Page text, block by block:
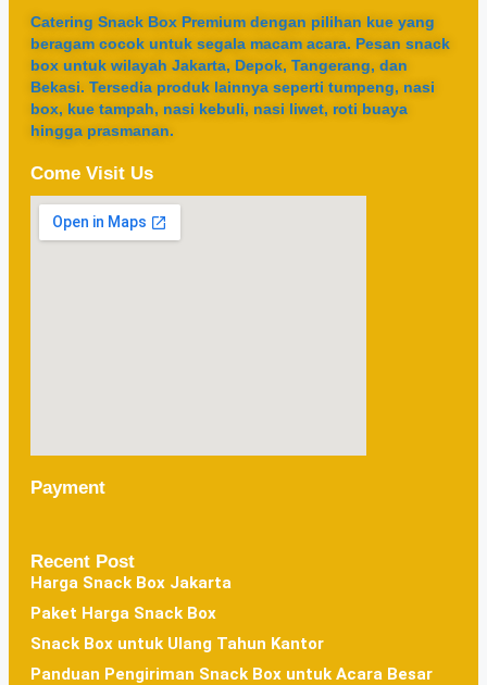
Catering Snack Box Premium dengan pilihan kue yang
beragam cocok untuk segala macam acara. Pesan snack
box untuk wilayah Jakarta, Depok, Tangerang, dan
Bekasi. Tersedia produk lainnya seperti tumpeng, nasi
box, kue tampah, nasi kebuli, nasi liwet, roti buaya
hingga prasmanan.
Come Visit Us
Payment
Recent Post
Harga Snack Box Jakarta
Paket Harga Snack Box
Snack Box untuk Ulang Tahun Kantor
Panduan Pengiriman Snack Box untuk Acara Besar